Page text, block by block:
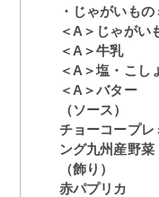
・じゃがいも
＜A＞じゃがい
＜A＞牛乳
＜A＞塩・こし
＜A＞バター
（ソース）
チョーコープレ
ング九州産野菜
（飾り）
赤パプリカ